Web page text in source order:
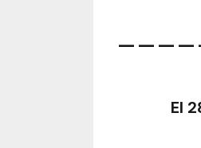
El